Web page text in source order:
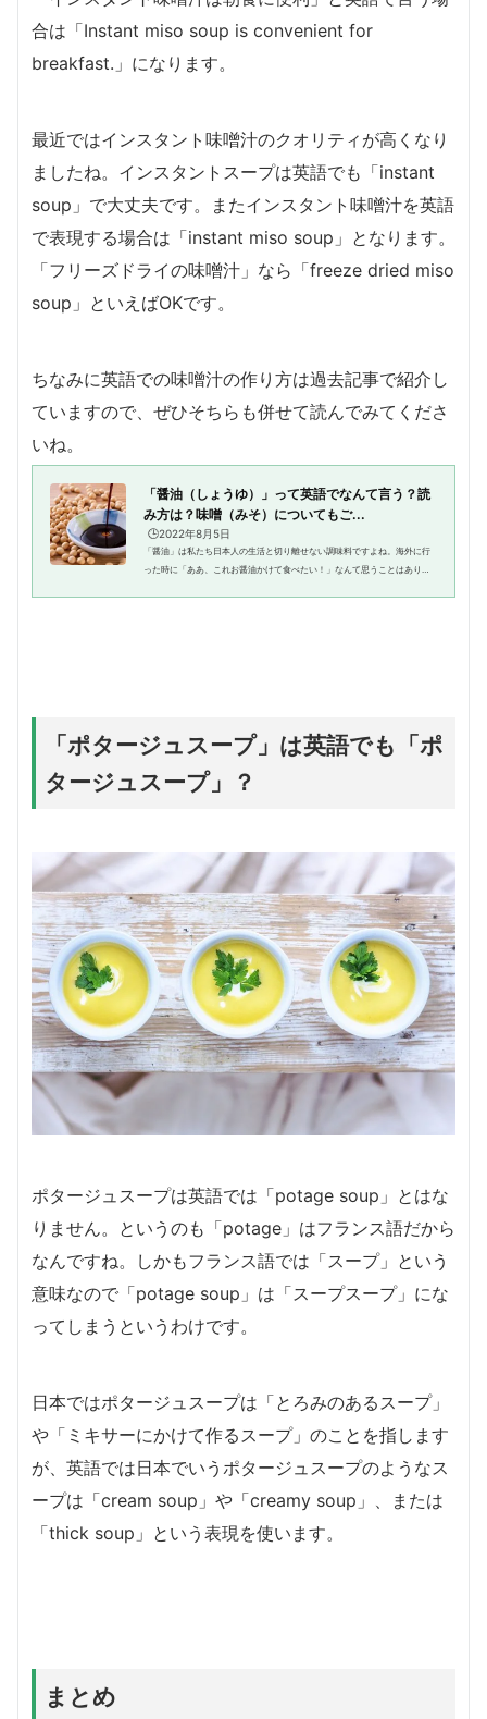
合は「Instant miso soup is convenient for
breakfast.」になります。
最近ではインスタント味噌汁のクオリティが高くなり
ましたね。インスタントスープは英語でも「instant
soup」で大丈夫です。またインスタント味噌汁を英語
で表現する場合は「instant miso soup」となります。
「フリーズドライの味噌汁」なら「freeze dried miso
soup」といえばOKです。
ちなみに英語での味噌汁の作り方は過去記事で紹介し
ていますので、ぜひそちらも併せて読んでみてくださ
いね。
「醤油（しょうゆ）」って英語でなんて言う？読
み方は？味噌（みそ）についてもご...
🕒️2022年8月5日
「醤油」は私たち日本人の生活と切り離せない調味料ですよね。海外に行
った時に「ああ、これお醤油かけて食べたい！」なんて思うことはありま
「ポタージュスープ」は英語でも「ポ
タージュスープ」？
ポタージュスープは英語では「potage soup」とはな
りません。というのも「potage」はフランス語だから
なんですね。しかもフランス語では「スープ」という
意味なので「potage soup」は「スープスープ」にな
ってしまうというわけです。
日本ではポタージュスープは「とろみのあるスープ」
や「ミキサーにかけて作るスープ」のことを指します
が、英語では日本でいうポタージュスープのようなス
ープは「cream soup」や「creamy soup」、または
「thick soup」という表現を使います。
まとめ